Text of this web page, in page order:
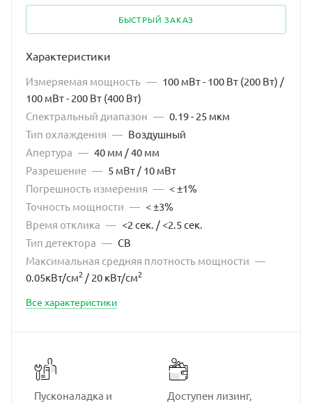
БЫСТРЫЙ ЗАКАЗ
Характеристики
Измеряемая мощность — 100 мВт - 100 Вт (200 Вт) /
100 мВт - 200 Вт (400 Вт)
Спектральный диапазон — 0.19 - 25 мкм
Тип охлаждения — Воздушный
Апертура — 40 мм / 40 мм
Разрешение — 5 мВт / 10 мВт
Погрешность измерения — < ±1%
Точность мощности — < ±3%
Время отклика — <2 сек. / <2.5 сек.
Тип детектора — CB
Максимальная средняя плотность мощности —
0.05кВт/см2 / 20 кВт/см2
Все характеристики
Пусконаладка и
Доступен лизинг,